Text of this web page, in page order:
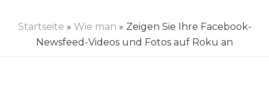
Startseite » Wie man » Zeigen Sie Ihre Facebook-
Newsfeed-Videos und Fotos auf Roku an